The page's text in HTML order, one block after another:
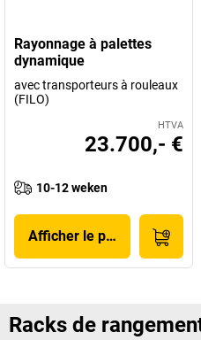
Rayonnage à palettes
dynamique
avec transporteurs à rouleaux
(FILO)
HTVA
23.700,- €
10-12 weken
Afficher le produit
Racks de